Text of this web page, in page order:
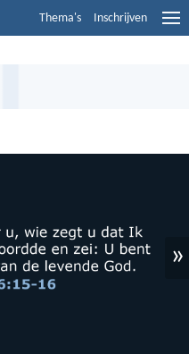
Thema's Inschrijven
»